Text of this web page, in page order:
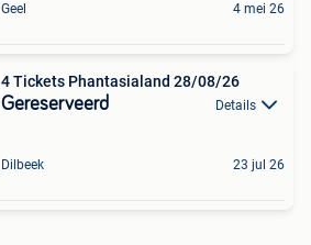
Geel 4 mei 26
4 Tickets Phantasialand 28/08/26
Gereserveerd Details
Dilbeek 23 jul 26